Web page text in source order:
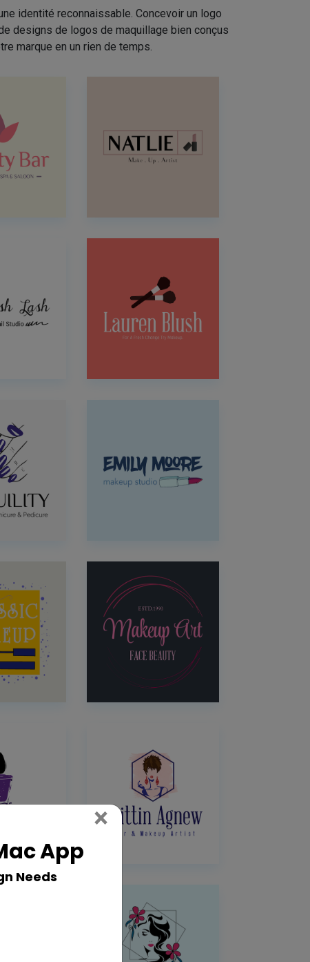
identité reconnaissable. Concevoir un logo
designs de logos de maquillage bien conçus
marque en un rien de temps.
App
Needs
× Close